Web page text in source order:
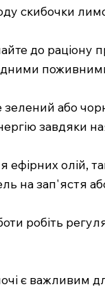
скибочки
до раціону
зелений або
завдяки
ефірних олій,
на зап'ястя
робіть
є важливим